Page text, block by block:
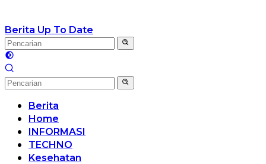
Berita Up To Date
Berita
Home
INFORMASI
TECHNO
Kesehatan